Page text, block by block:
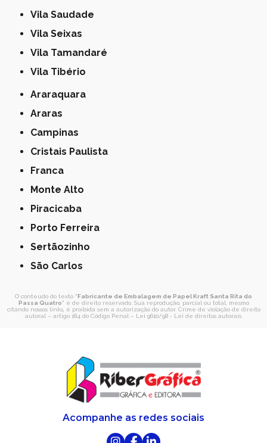
Vila Saudade
Vila Seixas
Vila Tamandaré
Vila Tibério
Araraquara
Araras
Campinas
Cristais Paulista
Franca
Monte Alto
Piracicaba
Porto Ferreira
Sertãozinho
São Carlos
O conteúdo do texto " Fabricante de Embalagem de Papel Kraft Santa Rita do
Passa Quatro" é de direito reservado. Sua reprodução, parcial ou total, mesmo
citando nossos links, é proibida sem a autorização do autor. Crime de violação de direito
autoral – artigo 184 do Código Penal – Lei 9610/98 - Lei de direitos autorais.
Acompanhe as redes sociais